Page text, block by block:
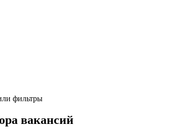
фильтры
вакансий